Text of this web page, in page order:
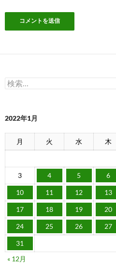
検
索:
2022年1月
月 火 水 木
3 4 5 6
10 11 12 13
17 18 19 20
24 25 26 27
31
« 12月